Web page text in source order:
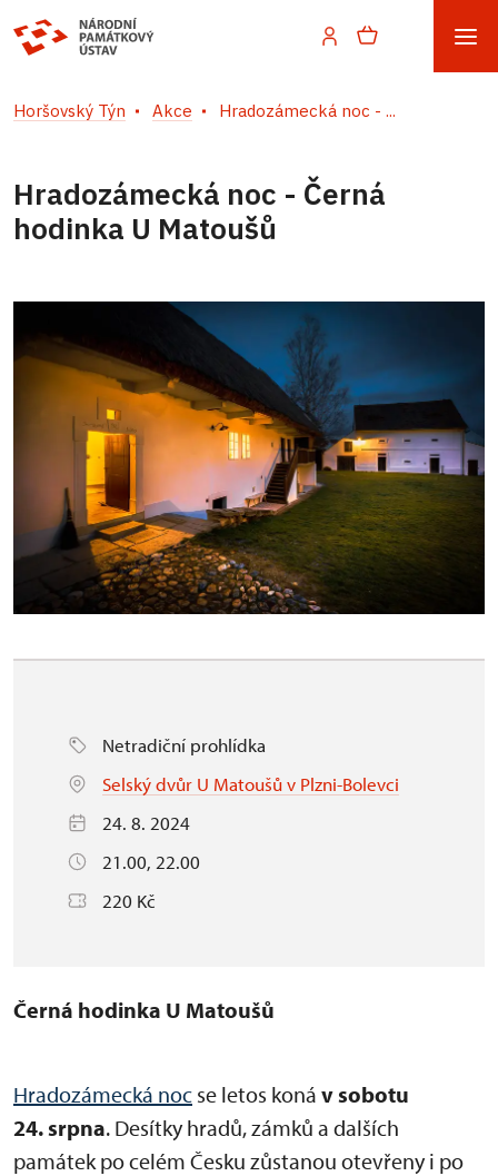
Horšovský Týn Akce Hradozámecká noc - ...
Hradozámecká noc - Černá
hodinka U Matoušů
Netradiční prohlídka
Selský dvůr U Matoušů v Plzni-Bolevci
24. 8. 2024
21.00, 22.00
220 Kč
Černá hodinka U Matoušů
Hradozámecká noc se letos koná v sobotu
24. srpna. Desítky hradů, zámků a dalších
památek po celém Česku zůstanou otevřeny i po